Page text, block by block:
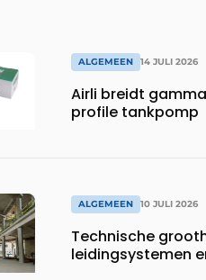
ALGEMEEN 14 JULI 2026
Airli breidt
profile tankpomp
ALGEMEEN 10 JULI 2026
Technische
leidingsystemen